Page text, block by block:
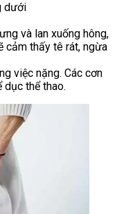
dưới
và lan xuống hông,
cảm thấy tê rát, ngừa
việc nặng. Các cơn
thể thao.